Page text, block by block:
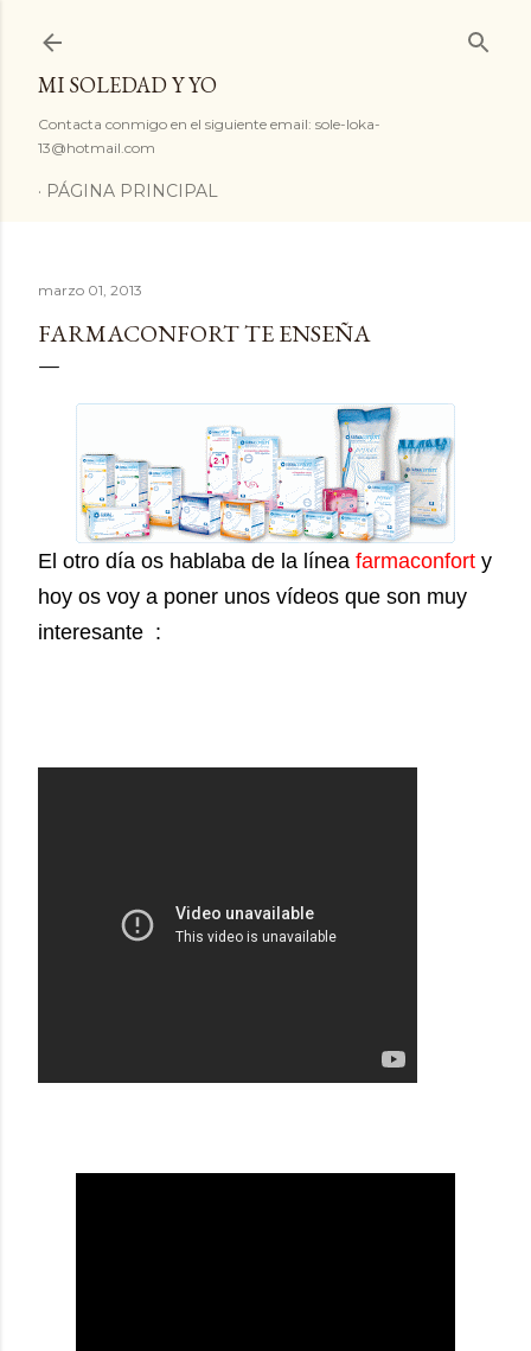
MI SOLEDAD Y YO
Contacta conmigo en el siguiente email: sole-loka-
13@hotmail.com
PÁGINA PRINCIPAL
marzo 01, 2013
FARMACONFORT TE ENSEÑA
El otro día os hablaba de la línea farmaconfort y
hoy os voy a poner unos vídeos que son muy
interesante :